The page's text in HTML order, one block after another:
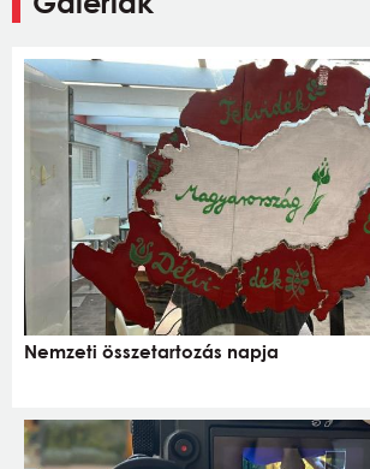
Nemzeti összetartozás napja